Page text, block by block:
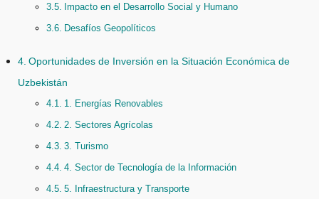
Impacto en el Desarrollo Social y Humano
Desafíos Geopolíticos
Oportunidades de Inversión en la Situación Económica de
Uzbekistán
1. Energías Renovables
2. Sectores Agrícolas
3. Turismo
4. Sector de Tecnología de la Información
5. Infraestructura y Transporte